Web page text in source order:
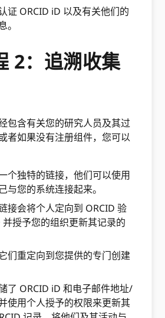
证 ORCID iD 以及有关他们的
。
2：追溯收集
包含有关您的研究人员及其过
者如果没有注册组件，您可以
个独特的链接，他们可以使用
与您的系统连接起来。
接会将个人定向到 ORCID 验
授予您的组织更新其记录的
们重定向到您提供的专门创建
了 ORCID iD 和电子邮件地址/
使用个人授予的权限来更新其